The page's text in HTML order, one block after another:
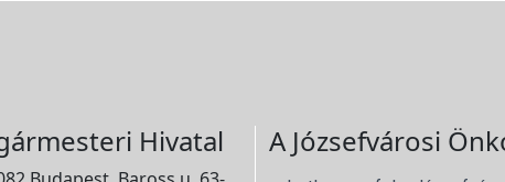
Hivatal A Józsefvárosi